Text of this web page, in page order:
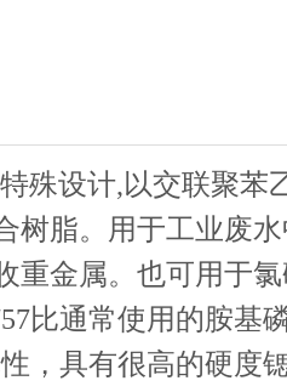
殊设计,以交联聚
树脂。用于工业废
重金属。也可用于
比通常使用的胺基
，具有很高的硬度